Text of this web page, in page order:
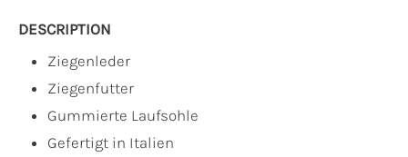
DESCRIPTION
Ziegenleder
Ziegenfutter
Gummierte Laufsohle
Gefertigt in Italien